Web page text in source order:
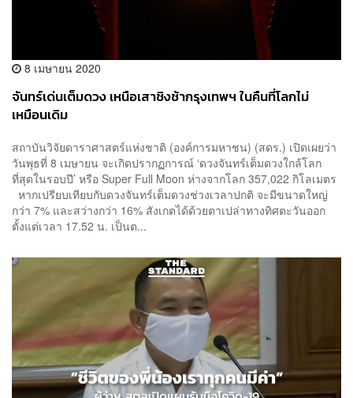
8 เมษายน 2020
จันทร์เด่นเต็มดวง เหนือเสาชิงช้ากรุงเทพฯ ในคืนที่โลกไม่
เหมือนเดิม
สถาบันวิจัยดาราศาสตร์แห่งชาติ (องค์การมหาชน) (สดร.) เปิดเผยว่า
วันพุธที่ 8 เมษายน จะเกิดปรากฏการณ์ ‘ดวงจันทร์เต็มดวงใกล้โลก
ที่สุดในรอบปี’ หรือ Super Full Moon ห่างจากโลก 357,022 กิโลเมตร
หากเปรียบเทียบกับดวงจันทร์เต็มดวงช่วงเวลาปกติ จะมีขนาดใหญ่
กว่า 7% และสว่างกว่า 16% สังเกตได้ด้วยตาเปล่าทางทิศตะวันออก
ตั้งแต่เวลา 17.52 น. เป็นต...